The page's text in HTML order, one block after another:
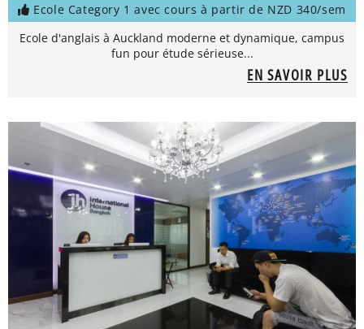
Ecole Category 1 avec cours à partir de NZD 340/sem
Ecole d'anglais à Auckland moderne et dynamique, campus
fun pour étude sérieuse...
EN SAVOIR PLUS